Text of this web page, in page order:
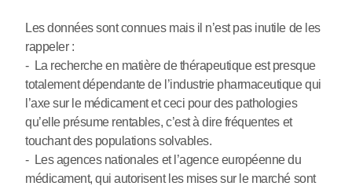
Les données sont connues mais il n’est pas inutile de les
rappeler :
- La recherche en matière de thérapeutique est presque
totalement dépendante de l’industrie pharmaceutique qui
l’axe sur le médicament et ceci pour des pathologies
qu’elle présume rentables, c’est à dire fréquentes et
touchant des populations solvables.
- Les agences nationales et l’agence européenne du
médicament, qui autorisent les mises sur le marché sont